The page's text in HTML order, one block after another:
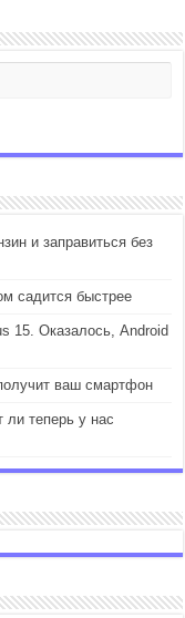
и заправиться без
садится быстрее
15. Оказалось, Android
ваш смартфон
ли теперь у нас